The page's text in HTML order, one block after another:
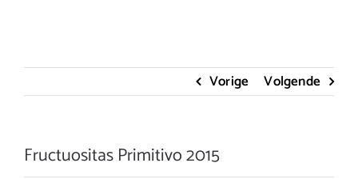
Vorige Volgende
Fructuositas Primitivo 2015